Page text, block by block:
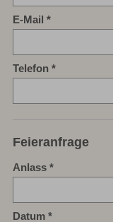
E-Mail
Telefon
Feieranfrage
Anlass
Datum